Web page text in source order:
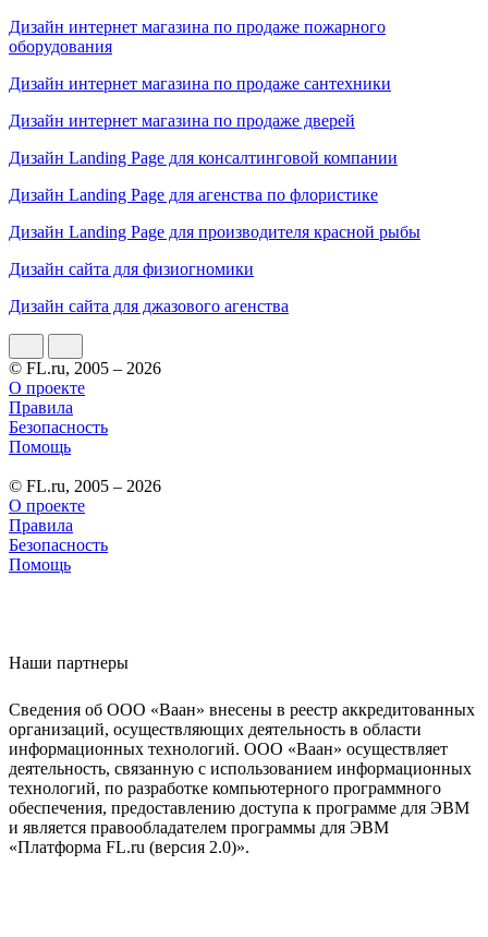
Дизайн интернет магазина по продаже пожарного
оборудования
Дизайн интернет магазина по продаже сантехники
Дизайн интернет магазина по продаже дверей
Дизайн Landing Page для консалтинговой компании
Дизайн Landing Page для агенства по флористике
Дизайн Landing Page для производителя красной рыбы
Дизайн сайта для физиогномики
Дизайн сайта для джазового агенства
© FL.ru, 2005 – 2026
О проекте
Правила
Безопасность
Помощь
© FL.ru, 2005 – 2026
О проекте
Правила
Безопасность
Помощь
Наши партнеры
Сведения об ООО «Ваан» внесены в реестр аккредитованных
организаций, осуществляющих деятельность в области
информационных технологий. ООО «Ваан» осуществляет
деятельность, связанную с использованием информационных
технологий, по разработке компьютерного программного
обеспечения, предоставлению доступа к программе для ЭВМ
и является правообладателем программы для ЭВМ
«Платформа FL.ru (версия 2.0)».